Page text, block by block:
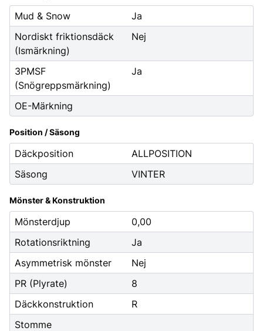
Mud & Snow
Ja
Nordiskt friktionsdäck
(Ismärkning)
Nej
3PMSF
(Snögreppsmärkning)
Ja
OE-Märkning
Position / Säsong
Däckposition
ALLPOSITION
Säsong
VINTER
Mönster & Konstruktion
Mönsterdjup
0,00
Rotationsriktning
Ja
Asymmetrisk mönster
Nej
PR (Plyrate)
8
Däckkonstruktion
R
Stomme